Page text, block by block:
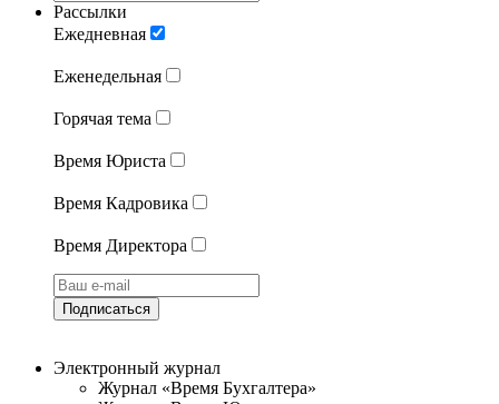
Рассылки
Ежедневная
Еженедельная
Горячая тема
Время Юриста
Время Кадровика
Время Директора
Подписаться
Электронный журнал
Журнал «Время Бухгалтера»